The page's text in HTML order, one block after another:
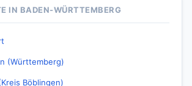
IN BADEN-WÜRTTEMBERG
(Württemberg)
Böblingen)